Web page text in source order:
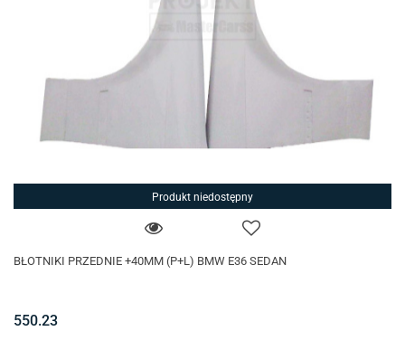
Produkt niedostępny
BŁOTNIKI PRZEDNIE +40MM (P+L) BMW E36 SEDAN
550.23